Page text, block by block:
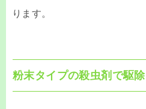
ります。
粉末タイプの殺虫剤で駆除